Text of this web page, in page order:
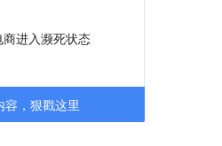
进入濒死状态
容，狠戳这里